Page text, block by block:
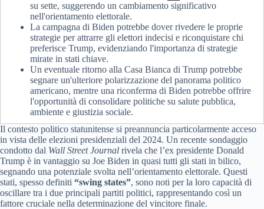
su sette, suggerendo un cambiamento significativo
nell'orientamento elettorale.
La campagna di Biden potrebbe dover rivedere le proprie
strategie per attrarre gli elettori indecisi e riconquistare chi
preferisce Trump, evidenziando l'importanza di strategie
mirate in stati chiave.
Un eventuale ritorno alla Casa Bianca di Trump potrebbe
segnare un'ulteriore polarizzazione del panorama politico
americano, mentre una riconferma di Biden potrebbe offrire
l'opportunità di consolidare politiche su salute pubblica,
ambiente e giustizia sociale.
Il contesto politico statunitense si preannuncia particolarmente acceso
in vista delle elezioni presidenziali del 2024. Un recente sondaggio
condotto dal Wall Street Journal rivela che l’ex presidente Donald
Trump è in vantaggio su Joe Biden in quasi tutti gli stati in bilico,
segnando una potenziale svolta nell’orientamento elettorale. Questi
stati, spesso definiti “swing states”, sono noti per la loro capacità di
oscillare tra i due principali partiti politici, rappresentando così un
fattore cruciale nella determinazione del vincitore finale.